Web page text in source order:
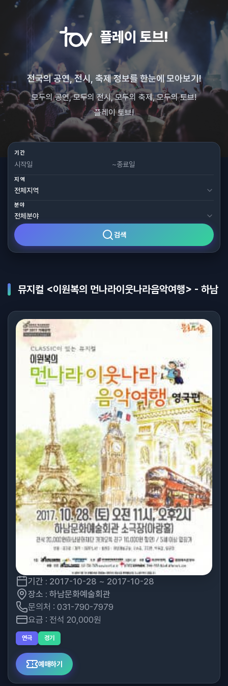
플레이 토브!
전국의 공연, 전시, 축제 정보를 한눈에 모아보기!
모두의 공연, 모두의 전시, 모두의 축제, 모두의 토브!
플레이 토브!
기간
~
지역
분야
검색
뮤지컬 <이원복의 먼나라이웃나라음악여행> - 하남
기간 : 2017-10-28 ~ 2017-10-28
장소 : 하남문화예술회관
문의처 : 031-790-7979
요금 : 전석 20,000원
연극 경기
예매하기